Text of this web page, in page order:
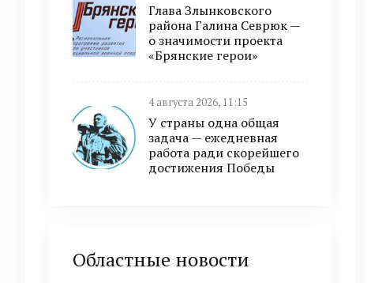
Глава Злынковского
района Галина Севрюк —
о значимости проекта
«Брянские герои»
4 августа 2026, 11:15
У страны одна общая
задача — ежедневная
работа ради скорейшего
достижения Победы
Областные новости